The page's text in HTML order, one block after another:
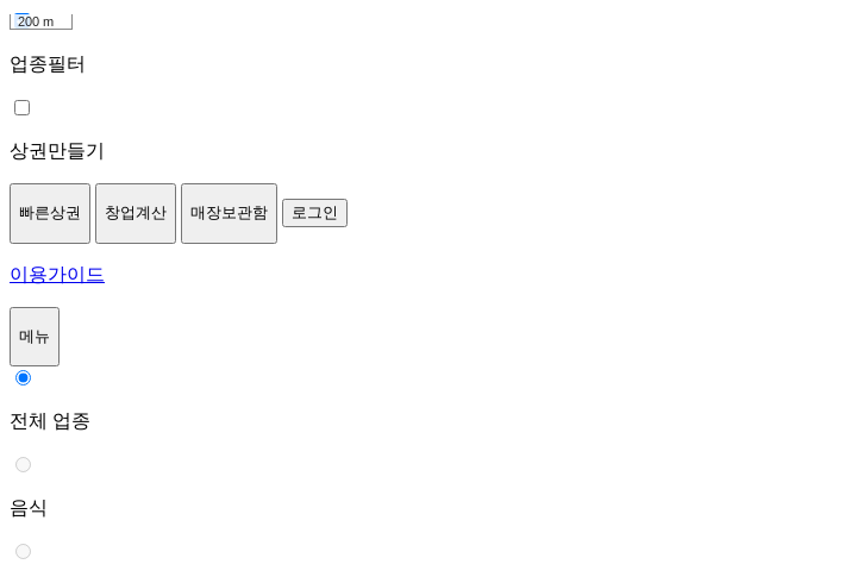
200 m
업종필터
상권만들기
빠른상권 창업계산 매장보관함 로그인
이용가이드
메뉴
전체 업종
음식